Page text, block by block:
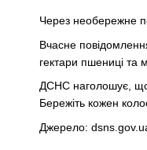
Через необережне
Вчасне
гектари пшениці та
ДСНС наголошує, що
Бережіть кожен
Джерело: